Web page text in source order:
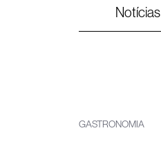
Notícias
GASTRONOMIA